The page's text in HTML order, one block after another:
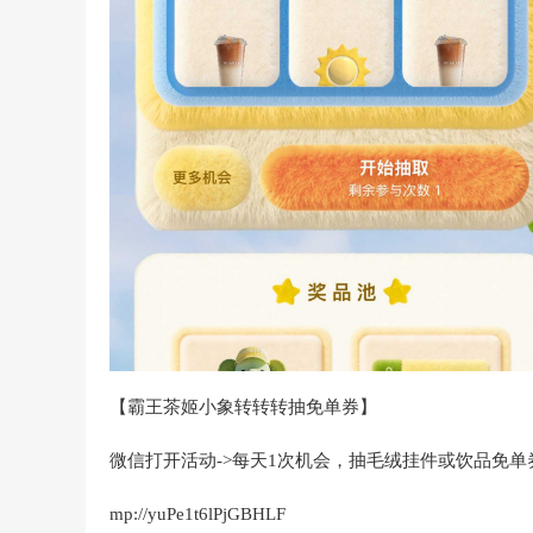
【霸王茶姬小象转转转抽免单券】
微信打开活动->每天1次机会，抽毛绒挂件或饮品免单
mp://yuPe1t6lPjGBHLF